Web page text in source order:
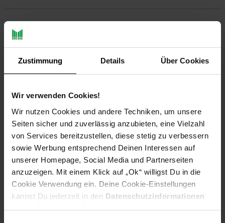
Zustimmung Details Über Cookies
Wir verwenden Cookies!
Wir nutzen Cookies und andere Techniken, um unsere
Seiten sicher und zuverlässig anzubieten, eine Vielzahl
von Services bereitzustellen, diese stetig zu verbessern
sowie Werbung entsprechend Deinen Interessen auf
unserer Homepage, Social Media und Partnerseiten
anzuzeigen. Mit einem Klick auf „Ok“ willigst Du in die
Cookie Verwendung ein. Deine Cookie-Einstellungen
kannst Du jederzeit in den Datenschutzinformationen
ändern bzw. widerrufen.
PAYBACK
Payback Punkte
166
Das Teichnetz ist ideal für den Schutz des Teiches vor Laub,
Katzen, Reihern und anderen Beutegreifern. Man kann es auch
zum Abdecken vom Bäumen, Sträuchern, Beeten und Silos
verwenden. Das Netz besteht immer jeweils aus 2 reißfesten
Polyethylenfäden die miteinander verflochten sind. Die
Laubnetze sind UV-Stabil und witterungsbeständig.